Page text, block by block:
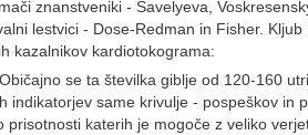
znanstveniki - Savelyeva,
lestvici - Dose-Redman in Fisher.
kazalnikov kardiotokograma:
se ta številka giblje od 120-160
indikatorjev same krivulje - pospeškov in
prisotnosti katerih je mogoče z veliko